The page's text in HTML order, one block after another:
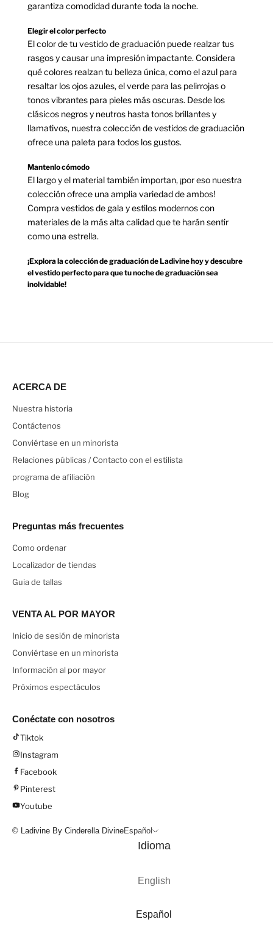
garantiza comodidad durante toda la noche.
Elegir el color perfecto
El color de tu vestido de graduación puede realzar tus
rasgos y causar una impresión impactante. Considera
qué colores realzan tu belleza única, como el azul para
resaltar los ojos azules, el verde para las pelirrojas o
tonos vibrantes para pieles más oscuras. Desde los
clásicos negros y neutros hasta tonos brillantes y
llamativos, nuestra colección de vestidos de graduación
ofrece una paleta para todos los gustos.
Mantenlo cómodo
El largo y el material también importan, ¡por eso nuestra
colección ofrece una amplia variedad de ambos!
Compra vestidos de gala y estilos modernos con
materiales de la más alta calidad que te harán sentir
como una estrella.
¡Explora la colección de graduación de Ladivine hoy y descubre
el vestido perfecto para que tu noche de graduación sea
inolvidable!
ACERCA DE
Nuestra historia
Contáctenos
Conviértase en un minorista
Relaciones públicas / Contacto con el estilista
programa de afiliación
Blog
Preguntas más frecuentes
Como ordenar
Localizador de tiendas
Guia de tallas
VENTA AL POR MAYOR
Inicio de sesión de minorista
Conviértase en un minorista
Información al por mayor
Próximos espectáculos
Conéctate con nosotros
Tiktok
Instagram
Facebook
Pinterest
Youtube
© Ladivine By Cinderella DivineEspañol
Idioma
English
Español